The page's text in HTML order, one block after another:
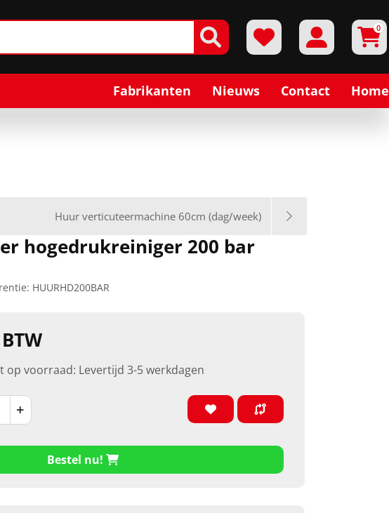
0
Fabrikanten Nieuws Contact Home
Huur verticuteermachine 60cm (dag/week)
hogedrukreiniger 200 bar
HUURHD200BAR
op voorraad: Levertijd 3-5 werkdagen
+
Bestel nu!